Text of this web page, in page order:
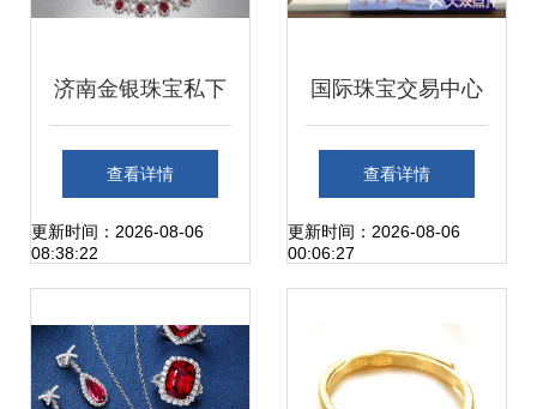
济南金银珠宝私下
交易指南 品质保障
与诚信交易的艺术
查看详情
更新时间：2026-08-06
08:38:22
国际珠宝交易中心
市场 璀璨背后的格
局与机遇
查看详情
更新时间：2026-08-06
00:06:27